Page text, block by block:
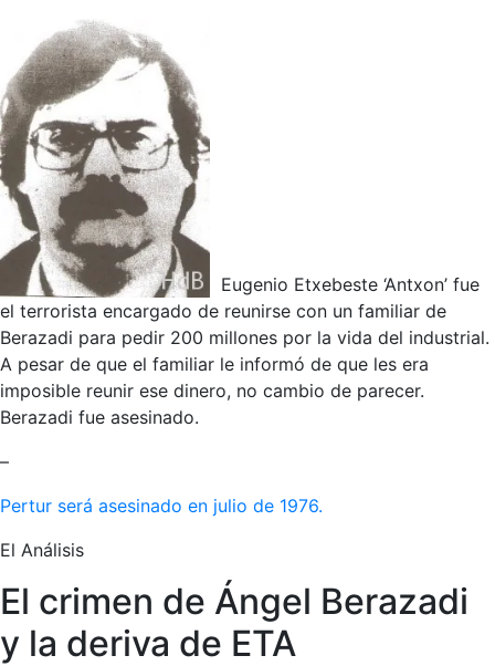
Eugenio Etxebeste ‘Antxon’ fue
el terrorista encargado de reunirse con un familiar de
Berazadi para pedir 200 millones por la vida del industrial.
A pesar de que el familiar le informó de que les era
imposible reunir ese dinero, no cambio de parecer.
Berazadi fue asesinado.
–
Pertur será asesinado en julio de 1976.
El Análisis
El crimen de Ángel Berazadi
y la deriva de ETA